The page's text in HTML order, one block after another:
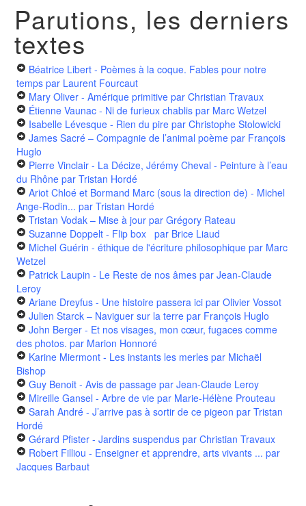
Parutions, les derniers
textes
Béatrice Libert - Poèmes à la coque. Fables pour notre
temps par Laurent Fourcaut
Mary Oliver - Amérique primitive par Christian Travaux
Étienne Vaunac - Ni de furieux chablis par Marc Wetzel
Isabelle Lévesque - Rien du pire par Christophe Stolowicki
James Sacré – Compagnie de l’animal poème par François
Huglo
Pierre Vinclair - La Décize, Jérémy Cheval - Peinture à l’eau
du Rhône par Tristan Hordé
Ariot Chloé et Bormand Marc (sous la direction de) - Michel
Ange-Rodin... par Tristan Hordé
Tristan Vodak – Mise à jour par Grégory Rateau
Suzanne Doppelt - Flip box par Brice Liaud
Michel Guérin - éthique de l'écriture philosophique par Marc
Wetzel
Patrick Laupin - Le Reste de nos âmes par Jean-Claude
Leroy
Ariane Dreyfus - Une histoire passera ici par Olivier Vossot
Julien Starck – Naviguer sur la terre par François Huglo
John Berger - Et nos visages, mon cœur, fugaces comme
des photos. par Marion Honnoré
Karine Miermont - Les instants les merles par Michaël
Bishop
Guy Benoit - Avis de passage par Jean-Claude Leroy
Mireille Gansel - Arbre de vie par Marie-Hélène Prouteau
Sarah André - J’arrive pas à sortir de ce pigeon par Tristan
Hordé
Gérard Pfister - Jardins suspendus par Christian Travaux
Robert Filliou - Enseigner et apprendre, arts vivants ... par
Jacques Barbaut